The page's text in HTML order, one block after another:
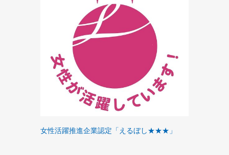
女性活躍推進企業認定「えるぼし★★★」